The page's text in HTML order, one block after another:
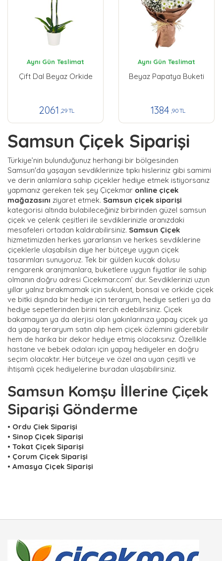
Aynı Gün Teslimat
Çift Dal Beyaz Orkide
2061 ,29 TL
Aynı Gün Teslimat
Beyaz Papatya Buketi
1384 ,90 TL
Samsun Çiçek Siparişi
Türkiye’nin bulunduğunuz herhangi bir bölgesinden
Samsun'da yaşayan sevdiklerinize tıpkı hisleriniz gibi samimi
ve derin anlamlara sahip çiçekler hediye etmek istiyorsanız
yapmanız gereken tek şey Çiçekmar online çiçek
mağazasını ziyaret etmek. Samsun çiçek siparişi
kategorisi altında bulabileceğiniz birbirinden güzel samsun
çiçek ve çelenk çeşitleri ile sevdiklerinizle aranızdaki
mesafeleri ortadan kaldırabilirsiniz. Samsun Çiçek
hizmetimizden herkes yararlansın ve herkes sevdiklerine
çiçeklerle ulaşabilsin diye her bütçeye uygun çiçek
tasarımları sunuyoruz. Tek bir gülden kucak dolusu
rengarenk aranjmanlara, buketlere uygun fiyatlar ile sahip
olmanın doğru adresi Cicekmar.com’ dur. Sevdiklerinizi uzun
yıllar yalnız bırakmamak için sukulent, bonsai ve orkide çiçek
ve bitki dışında bir hediye için teraryum, hediye setleri ya da
hediye sepetlerinden birini tercih edebilirsiniz. Çiçek
bakamayan ya da alerjisi olan yakınlarınıza yapay çiçek ya
da yapay teraryum satın alıp hem çiçek özlemini giderebilir
hem de harika bir dekor hediye etmiş olacaksınız. Özellikle
hastane ve bebek odaları için yapay hediyeler en doğru
seçim olacaktır. Her bütçeye ve özel ana uyan çeşitli ve
ihtişamlı çiçek hediyelerine buradan ulaşabilirsiniz.
Samsun Komşu İllerine Çiçek
Siparişi Gönderme
• Ordu Çiek Siparişi
• Sinop Çiçek Siparişi
• Tokat Çiçek Siparişi
• Çorum Çiçek Siparişi
• Amasya Çiçek Siparişi